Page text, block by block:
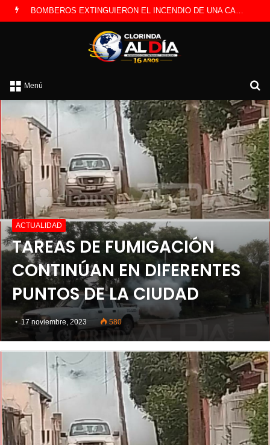
BOMBEROS EXTINGUIERON EL INCENDIO DE UNA CAMIONETA Y DETERMINARON QUE FUE POR UNA FALLA ELÉCTRICA
Menú
ACTUALIDAD
TAREAS DE FUMIGACIÓN
CONTINÚAN EN DIFERENTES
PUNTOS DE LA CIUDAD
17 noviembre, 2023 580